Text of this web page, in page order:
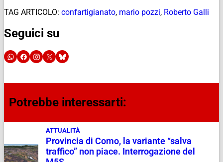
TAG ARTICOLO: confartigianato, mario pozzi, Roberto Galli
Seguici su
Potrebbe interessarti:
ATTUALITÀ
Provincia di Como, la variante “salva
traffico” non piace. Interrogazione del